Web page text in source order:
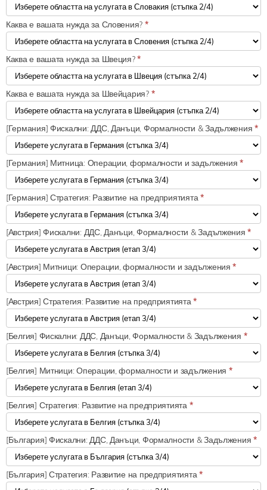
Каква е вашата нужда за Словения? *
Каква е вашата нужда за Швеция?*
Каква е вашата нужда за Швейцария? *
[Германия] Фискални: ДДС, Данъци, Формалности & Задължения*
[Германия] Митница: Операции, формалности и задължения*
[Германия] Стратегия: Развитие на предприятията*
[Австрия] Фискални: ДДС, Данъци, Формалности & Задължения*
[Австрия] Митници: Операции, формалности и задължения*
[Австрия] Стратегия: Развитие на предприятията*
[Белгия] Фискални: ДДС, Данъци, Формалности & Задължения *
[Белгия] Митници: Операции, формалности и задължения *
[Белгия] Стратегия: Развитие на предприятията *
[България] Фискални: ДДС, Данъци, Формалности & Задължения*
[България] Стратегия: Развитие на предприятията*